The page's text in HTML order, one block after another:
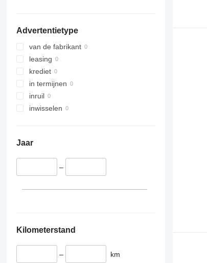
Advertentietype
van de fabrikant
leasing
krediet
in termijnen
inruil
inwisselen
Jaar
–
Kilometerstand
– km